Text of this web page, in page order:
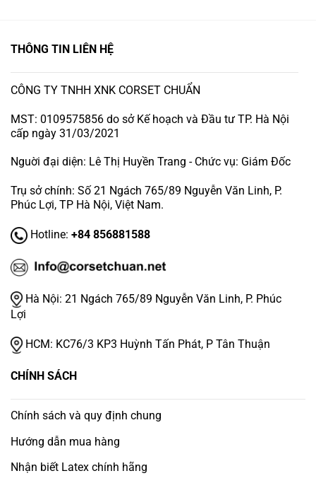
THÔNG TIN LIÊN HỆ
CÔNG TY TNHH XNK CORSET CHUẨN
MST: 0109575856 do sở Kế hoạch và Đầu tư TP. Hà Nội
cấp ngày 31/03/2021
Nguời đại diện: Lê Thị Huyền Trang - Chức vụ: Giám Đốc
Trụ sở chính: Số 21 Ngách 765/89 Nguyễn Văn Linh, P.
Phúc Lợi, TP Hà Nội, Việt Nam.
Hotline: +84 856881588
Hà Nội: 21 Ngách 765/89 Nguyễn Văn Linh, P. Phúc
Lợi
HCM: KC76/3 KP3 Huỳnh Tấn Phát, P Tân Thuận
CHÍNH SÁCH
Chính sách và quy định chung
Hướng dẫn mua hàng
Nhận biết Latex chính hãng